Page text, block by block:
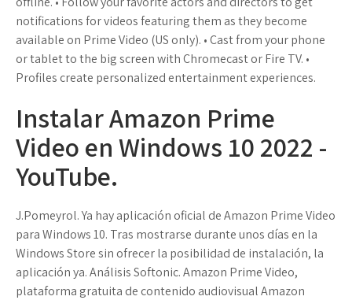
notifications for videos featuring them as they become
available on Prime Video (US only). • Cast from your phone
or tablet to the big screen with Chromecast or Fire TV. •
Profiles create personalized entertainment experiences.
Instalar Amazon Prime
Video en Windows 10 2022 -
YouTube.
J.Pomeyrol. Ya hay aplicación oficial de Amazon Prime Video
para Windows 10. Tras mostrarse durante unos días en la
Windows Store sin ofrecer la posibilidad de instalación, la
aplicación ya. Análisis Softonic. Amazon Prime Video,
plataforma gratuita de contenido audiovisual Amazon